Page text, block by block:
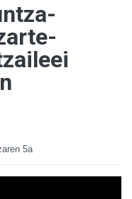
5a